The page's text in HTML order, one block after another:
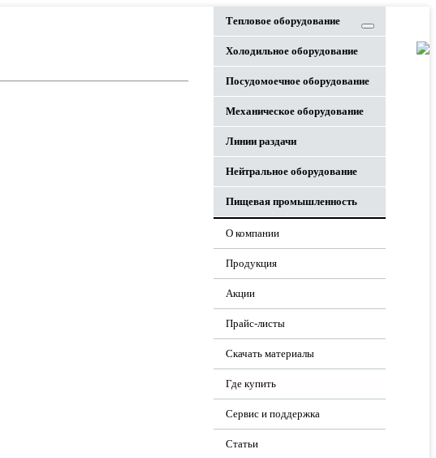
Тепловое оборудование
Холодильное оборудование
Посудомоечное оборудование
Механическое оборудование
Линии раздачи
Нейтральное оборудование
Пищевая промышленность
О компании
Продукция
Акции
Прайс-листы
Скачать материалы
Где купить
Сервис и поддержка
Статьи